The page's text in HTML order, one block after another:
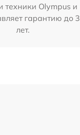
техники Olympus и
гарантию до 3
лет.